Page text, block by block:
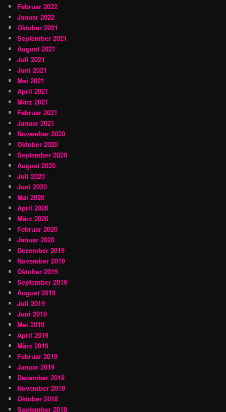
Februar 2022
Januar 2022
Oktober 2021
September 2021
August 2021
Juli 2021
Juni 2021
Mai 2021
April 2021
März 2021
Februar 2021
Januar 2021
November 2020
Oktober 2020
September 2020
August 2020
Juli 2020
Juni 2020
Mai 2020
April 2020
März 2020
Februar 2020
Januar 2020
Dezember 2019
November 2019
Oktober 2019
September 2019
August 2019
Juli 2019
Juni 2019
Mai 2019
April 2019
März 2019
Februar 2019
Januar 2019
Dezember 2018
November 2018
Oktober 2018
September 2018